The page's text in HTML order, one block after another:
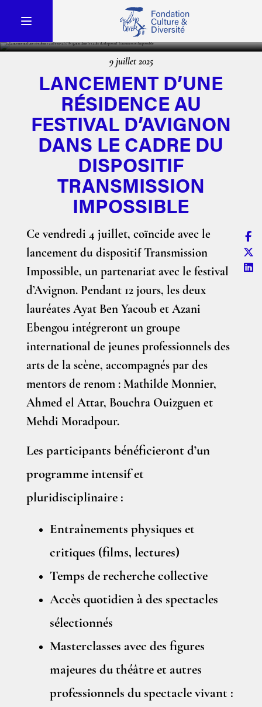
9 juillet 2025
LANCEMENT D’UNE
RÉSIDENCE AU
FESTIVAL D’AVIGNON
DANS LE CADRE DU
DISPOSITIF
TRANSMISSION
IMPOSSIBLE
Ce vendredi 4 juillet, coïncide avec le
lancement du dispositif Transmission
Impossible, un partenariat avec le festival
d’Avignon. Pendant 12 jours, les deux
lauréates Ayat Ben Yacoub et Azani
Ebengou intégreront un groupe
international de jeunes professionnels des
arts de la scène, accompagnés par des
mentors de renom : Mathilde Monnier,
Ahmed el Attar, Bouchra Ouizguen et
Mehdi Moradpour.
Les participants bénéficieront d’un
programme intensif et
pluridisciplinaire :
Entraînements physiques et
critiques (films, lectures)
Temps de recherche collective
Accès quotidien à des spectacles
sélectionnés
Masterclasses avec des figures
majeures du théâtre et autres
professionnels du spectacle vivant :